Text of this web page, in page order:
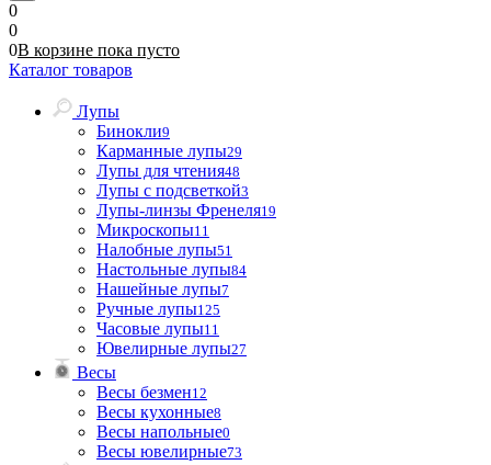
0
0
0В корзине пока пусто
Каталог товаров
Лупы
Бинокли9
Карманные лупы29
Лупы для чтения48
Лупы с подсветкой3
Лупы-линзы Френеля19
Микроскопы11
Налобные лупы51
Настольные лупы84
Нашейные лупы7
Ручные лупы125
Часовые лупы11
Ювелирные лупы27
Весы
Весы безмен12
Весы кухонные8
Весы напольные0
Весы ювелирные73